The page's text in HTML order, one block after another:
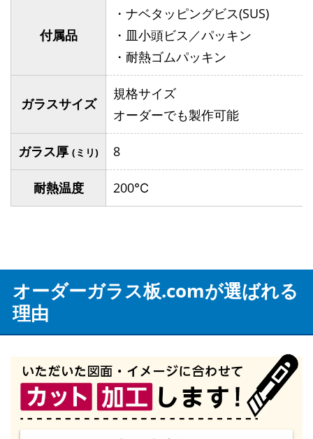
付属品
・ナベタッピングビス(SUS)
・皿小頭ビス／パッキン
・耐熱ゴムパッキン
ガラスサイズ
規格サイズ
オーダーでも製作可能
ガラス厚 (ミリ) 8
耐熱温度 200℃
オーダーガラス板.comが選ばれる
理由